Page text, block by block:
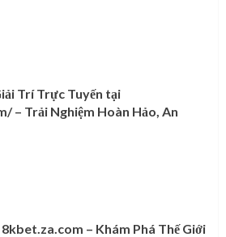
Trí Trực Tuyến tại
– Trải Nghiệm Hoàn Hảo, An
8kbet.za.com – Khám Phá Thế Giới